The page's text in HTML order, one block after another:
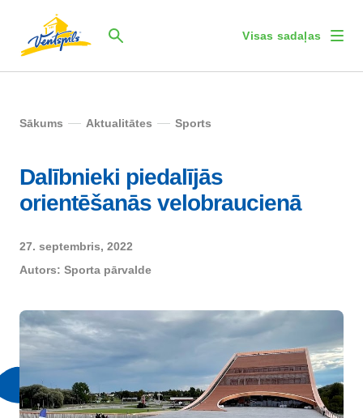
Visas sadaļas
Sākums Aktualitātes Sports
Dalībnieki piedalījās
orientēšanās velobraucienā
27. septembris, 2022
Autors: Sporta pārvalde